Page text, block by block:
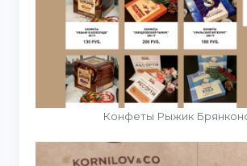
Конфеты Рыжик